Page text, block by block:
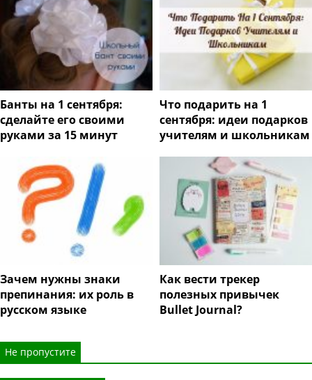
Банты на 1 сентября:
сделайте его своими
руками за 15 минут
Что подарить на 1
сентября: идеи подарков
учителям и школьникам
Зачем нужны знаки
препинания: их роль в
русском языке
Как вести трекер
полезных привычек
Bullet Journal?
Не пропустите